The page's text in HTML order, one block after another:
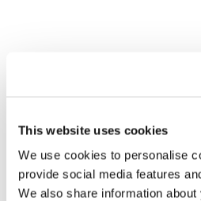
This website uses cookies
We use cookies to personalise
provide social media features
We also share information